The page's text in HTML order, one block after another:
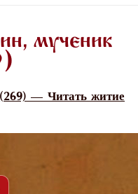
мученик
— Читать житие